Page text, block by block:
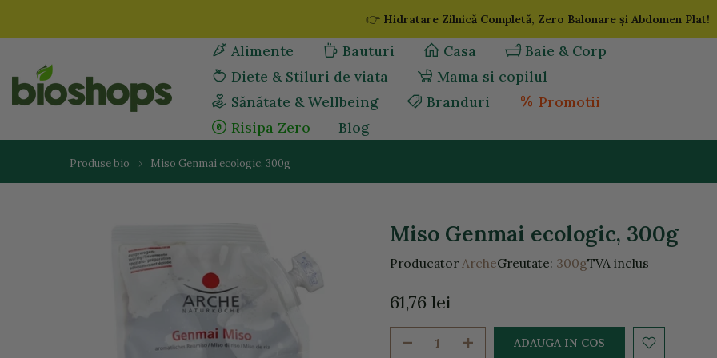
la
👉 Hidratare Zilnică Completă, Zero Balonare și Abdomen Plat!
Alimente Bauturi Casa
Baie & Corp
Diete & Stiluri de viata
Mama si copilul
Sănătate & Wellbeing
Branduri
Promotii
Risipa Zero
Blog
Produse bio Miso Genmai ecologic, 300g
Miso Genmai ecologic, 300g
Producator ArcheGreutate: 300gTVA inclus
61,76 lei
ADAUGA IN COS